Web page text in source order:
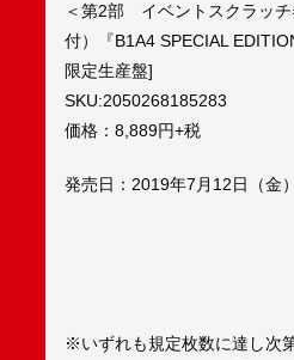
＜第2部 イベントスクラッ
付）『B1A4 SPECIAL
限定生産盤]
SKU:2050268185283
価格：8,889円+税
発売日：2019年7月12日（金）
※いずれも規定枚数に達し次